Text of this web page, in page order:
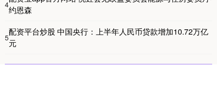
4约恩森
5
配资平台炒股 中国央行：上半年人民币贷款增加10.72万亿
元